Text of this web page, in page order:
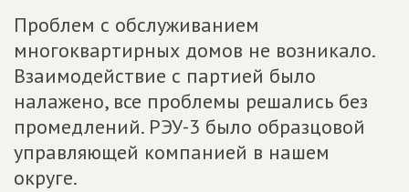
Проблем с обслуживанием
многоквартирных домов не возникало.
Взаимодействие с партией было
налажено, все проблемы решались без
промедлений. РЭУ-3 было образцовой
управляющей компанией в нашем
округе.